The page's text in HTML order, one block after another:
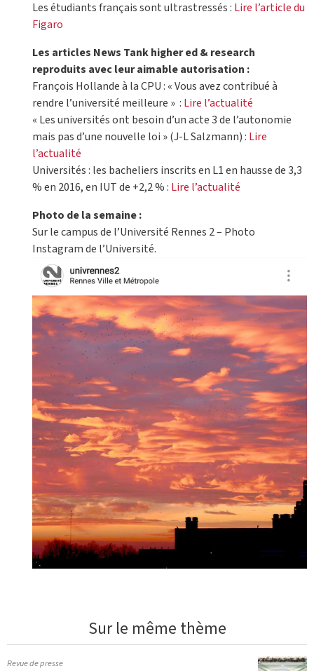
Les étudiants français sont ultrastressés : Lire l’article du
Figaro
Les articles News Tank higher ed & research
reproduits avec leur aimable autorisation :
François Hollande à la CPU : « Vous avez contribué à
rendre l’université meilleure » : Lire l’actualité
« Les universités ont besoin d’un acte 3 de l’autonomie
mais pas d’une nouvelle loi » (J-L Salzmann) : Lire
l’actualité
Universités : les bacheliers inscrits en L1 en hausse de 3,3
% en 2016, en IUT de +2,2 % : Lire l’actualité
Photo de la semaine :
Sur le campus de l’Université Rennes 2 – Photo
Instagram de l’Université.
Sur le même thème
Revue de presse